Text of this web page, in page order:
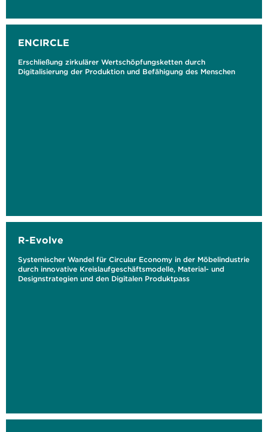
ENCIRCLE
Erschließung zirkulärer Wertschöpfungsketten durch
Digitalisierung der Produktion und Befähigung des Menschen
R-Evolve
Systemischer Wandel für Circular Economy in der Möbelindustrie
durch innovative Kreislaufgeschäftsmodelle, Material- und
Designstrategien und den Digitalen Produktpass